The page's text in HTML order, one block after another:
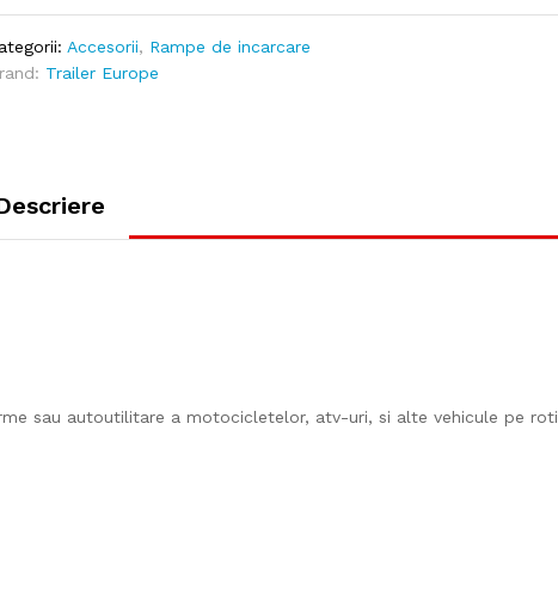
Accesorii, Rampe de incarcare
Trailer Europe
sau autoutilitare a motocicletelor, atv-uri, si alte vehicule pe roti